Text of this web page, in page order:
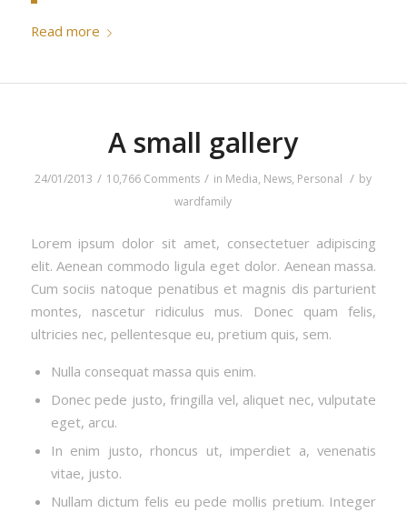
Read more
A small gallery
24/01/2013 / 10,766 Comments / in Media, News, Personal / by
wardfamily
Lorem ipsum dolor sit amet, consectetuer adipiscing
elit. Aenean commodo ligula eget dolor. Aenean massa.
Cum sociis natoque penatibus et magnis dis parturient
montes, nascetur ridiculus mus. Donec quam felis,
ultricies nec, pellentesque eu, pretium quis, sem.
Nulla consequat massa quis enim.
Donec pede justo, fringilla vel, aliquet nec, vulputate
eget, arcu.
In enim justo, rhoncus ut, imperdiet a, venenatis
vitae, justo.
Nullam dictum felis eu pede mollis pretium. Integer